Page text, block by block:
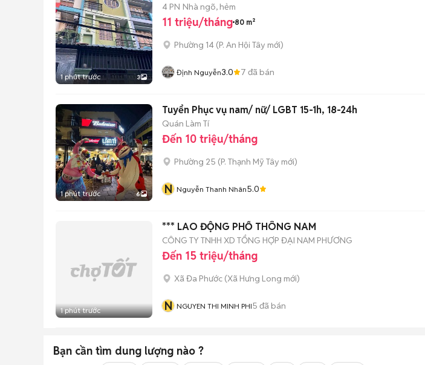
1 phút trước 3
4 PN Nhà ngõ, hẻm
11 triệu/tháng 80 m²
Phường 14 (P. An Hội Tây mới)
Định Nguyễn3.0 7 đã bán
1 phút trước 6
Tuyển Phục vụ nam/ nữ/ LGBT 15-1h, 18-24h
Quán Làm Tí
Đến 10 triệu/tháng
Phường 25 (P. Thạnh Mỹ Tây mới)
N Nguyễn Thanh Nhân5.0
1 phút trước
*** LAO ĐỘNG PHỔ THÔNG NAM
CÔNG TY TNHH XD TỔNG HỢP ĐẠI NAM PHƯƠNG
Đến 15 triệu/tháng
Xã Đa Phước (Xã Hưng Long mới)
N NGUYEN THI MINH PHI5 đã bán
Bạn cần tìm dung lượng nào ?